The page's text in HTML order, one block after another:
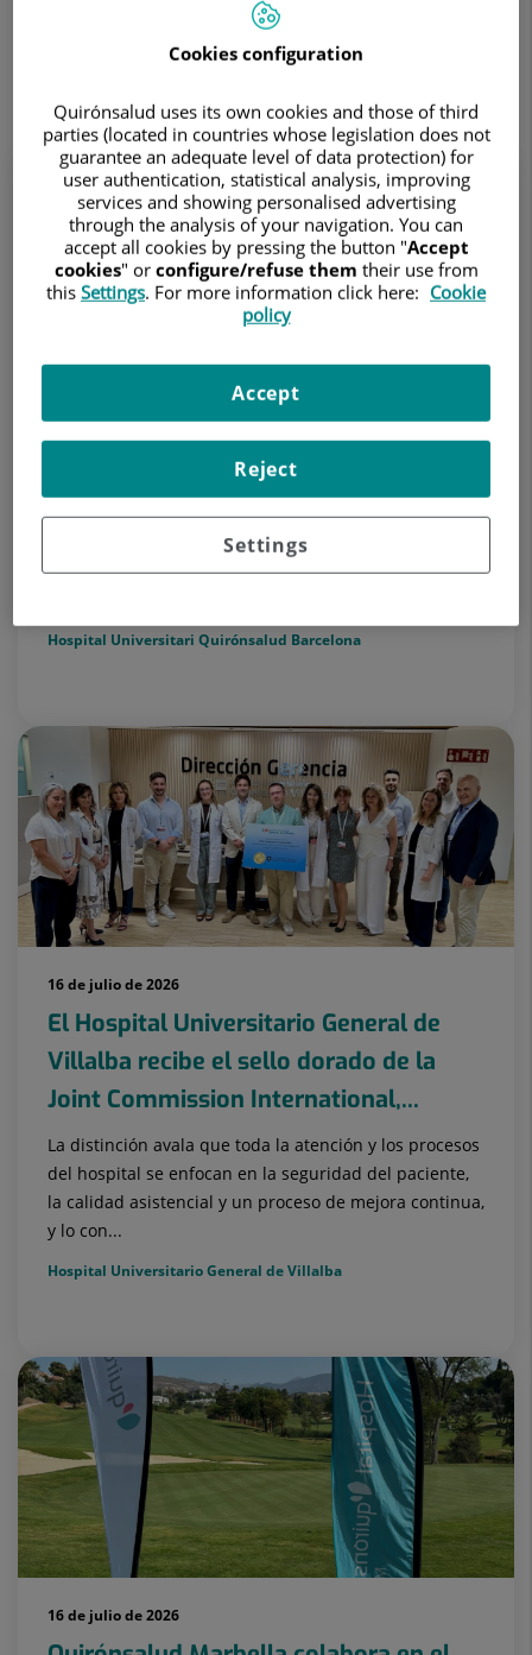
17.726 resultados
El Hospital Universitari Quirónsalud
Barcelona, en el TOP 25 hospitales de
Forbes en 2026
El centro privado barcelonés se sitúa entre los
Hospital Universitari Quirónsalud Barcelona
16 de julio de 2026
El Hospital Universitario General de
Villalba recibe el sello dorado de la
Joint Commission International,...
La distinción avala que toda la atención y los procesos
del hospital se enfocan en la seguridad del paciente,
la calidad asistencial y un proceso de mejora continua,
y lo con...
Hospital Universitario General de Villalba
16 de julio de 2026
Cookies configuration
Quirónsalud uses its own cookies and those of third
parties (located in countries whose legislation does not
guarantee an adequate level of data protection) for
user authentication, statistical analysis, improving
services and showing personalised advertising
through the analysis of your navigation. You can
accept all cookies by pressing the button "Accept
cookies" or configure/refuse them their use from
this Settings. For more information click here: Cookie
policy
Settings
Reject
Accept